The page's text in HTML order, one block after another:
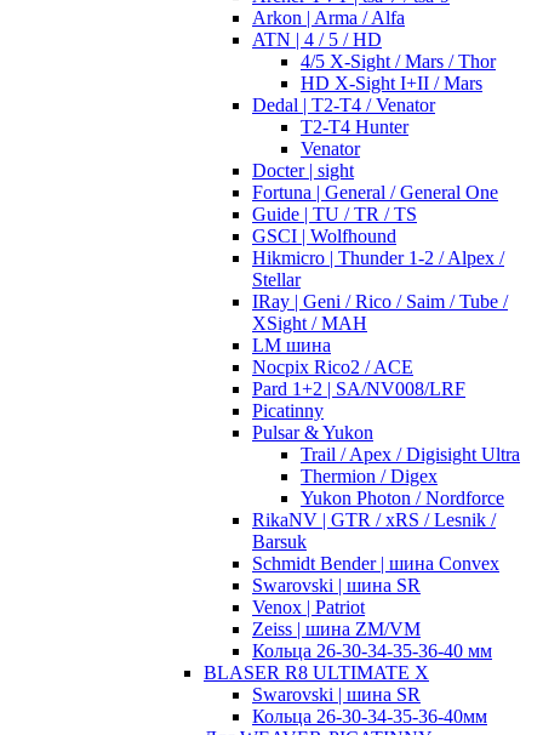
Arkon | Arma / Alfa
ATN | 4 / 5 / HD
4/5 X-Sight / Mars / Thor
HD X-Sight I+II / Mars
Dedal | T2-T4 / Venator
T2-T4 Hunter
Venator
Docter | sight
Fortuna | General / General One
Guide | TU / TR / TS
GSCI | Wolfhound
Hikmicro | Thunder 1-2 / Alpex /
Stellar
IRay | Geni / Rico / Saim / Tube /
XSight / MAH
LM шина
Nocpix Rico2 / ACE
Pard 1+2 | SA/NV008/LRF
Picatinny
Pulsar & Yukon
Trail / Apex / Digisight Ultra
Thermion / Digex
Yukon Photon / Nordforce
RikaNV | GTR / xRS / Lesnik /
Barsuk
Schmidt Bender | шина Convex
Swarovski | шина SR
Venox | Patriot
Zeiss | шина ZM/VM
Кольца 26-30-34-35-36-40 мм
BLASER R8 ULTIMATE X
Swarovski | шина SR
Кольца 26-30-34-35-36-40мм